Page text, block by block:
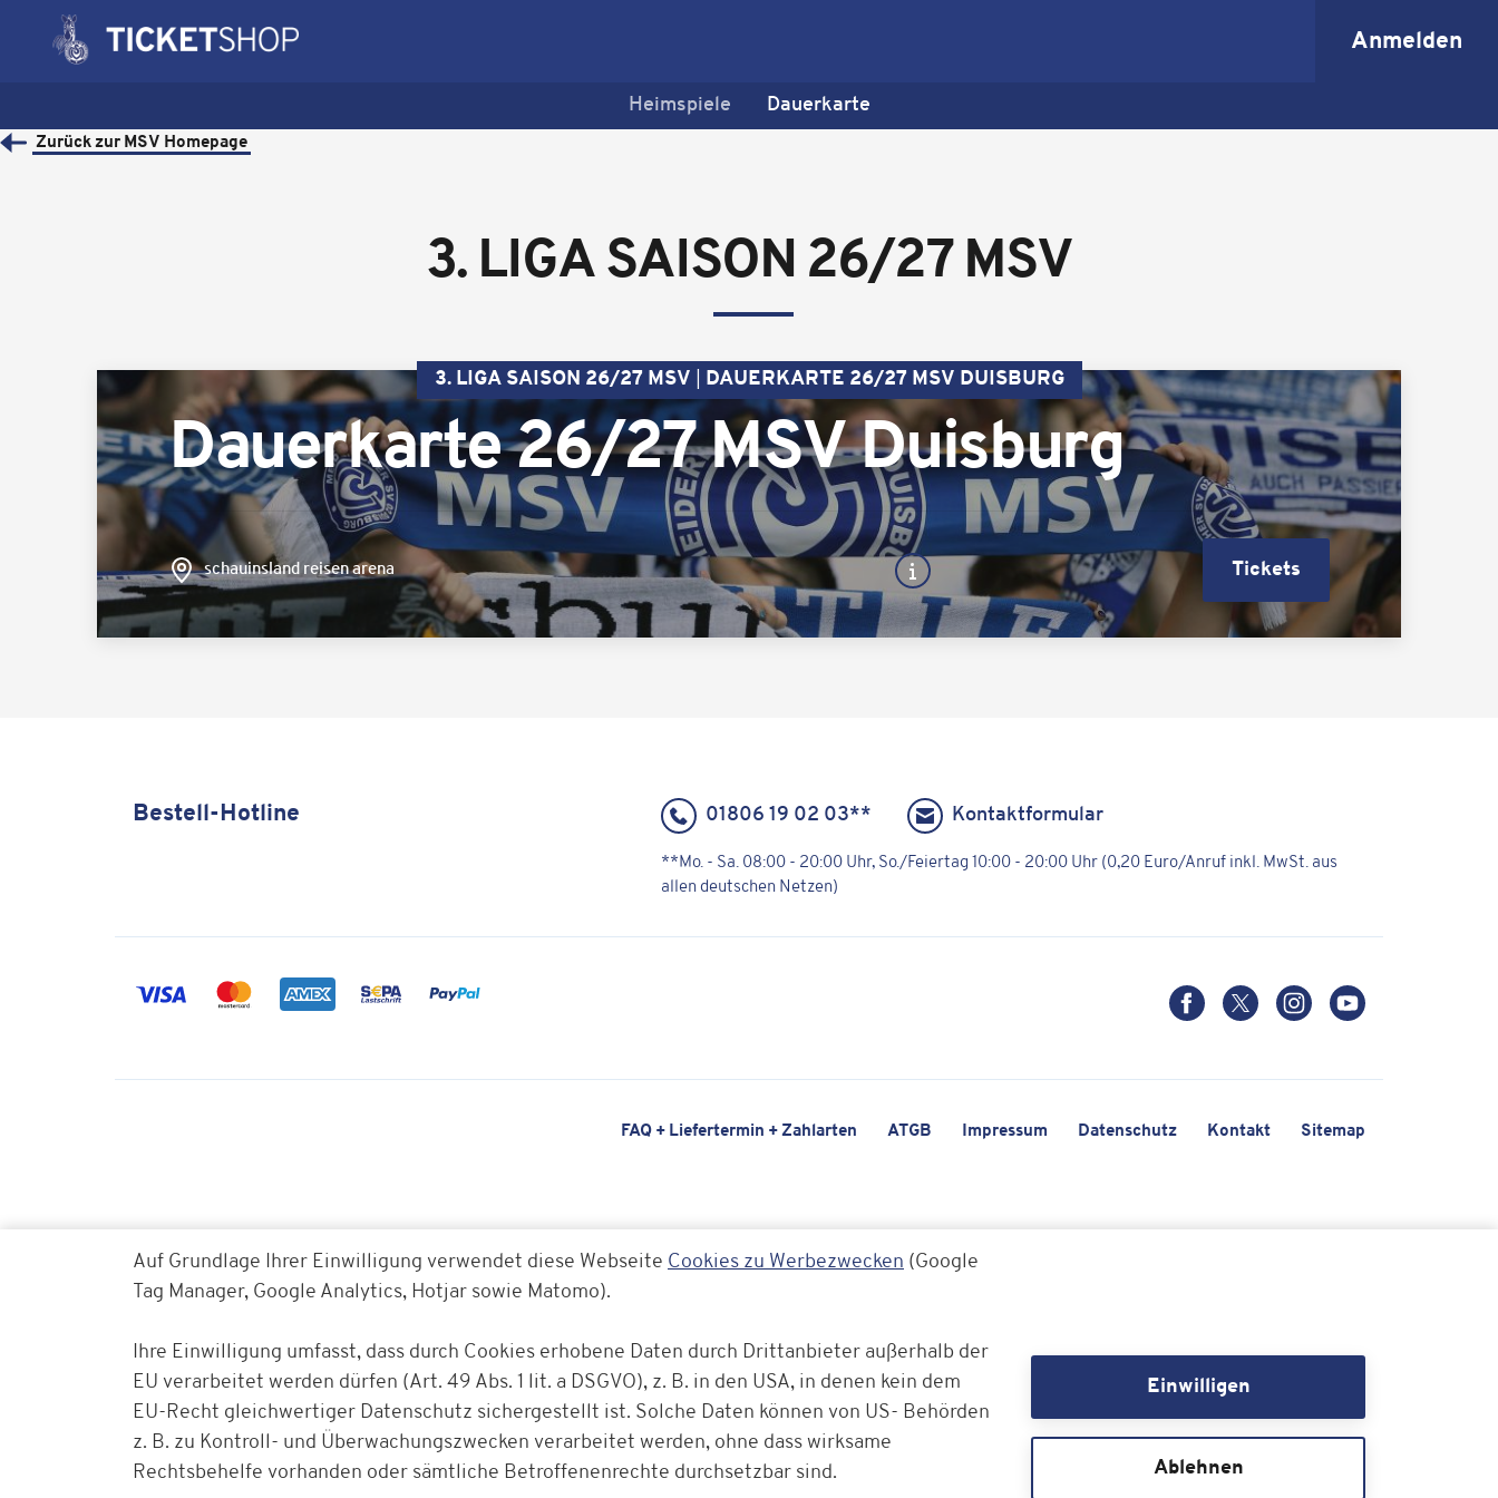
Anmelden
Heimspiele Dauerkarte
Zurück zur MSV Homepage
3. LIGA SAISON 26/27 MSV
3. LIGA SAISON 26/27 MSV DAUERKARTE 26/27 MSV DUISBURG
Dauerkarte 26/27 MSV Duisburg
schauinsland reisen arena Tickets
Bestell-Hotline 01806 19 02 03** Kontaktformular
**Mo. - Sa. 08:00 - 20:00 Uhr, So./Feiertag 10:00 - 20:00 Uhr (0,20 Euro/Anruf inkl. MwSt. aus
allen deutschen Netzen)
FAQ + Liefertermin + Zahlarten ATGB Impressum Datenschutz Kontakt Sitemap
Auf Grundlage Ihrer Einwilligung verwendet diese Webseite Cookies zu Werbezwecken (Google
Tag Manager, Google Analytics, Hotjar sowie Matomo).
Ihre Einwilligung umfasst, dass durch Cookies erhobene Daten durch Drittanbieter außerhalb der
EU verarbeitet werden dürfen (Art. 49 Abs. 1 lit. a DSGVO), z. B. in den USA, in denen kein dem
EU-Recht gleichwertiger Datenschutz sichergestellt ist. Solche Daten können von US- Behörden
z. B. zu Kontroll- und Überwachungszwecken verarbeitet werden, ohne dass wirksame
Rechtsbehelfe vorhanden oder sämtliche Betroffenenrechte durchsetzbar sind.
Einwilligen
Ablehnen